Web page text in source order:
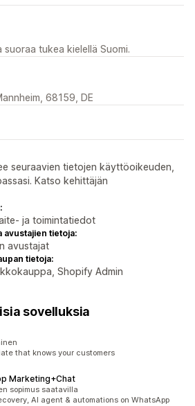
tukea kielellä Suomi.
68159, DE
seuraavien tietojen käyttöoikeuden,
Katso kehittäjän
ja toimintatiedot
avustajien tietoja:
avustajat
tietoja:
Shopify Admin
sovelluksia
that knows your customers
Marketing+Chat
sopimus saatavilla
AI agent & automations on WhatsApp